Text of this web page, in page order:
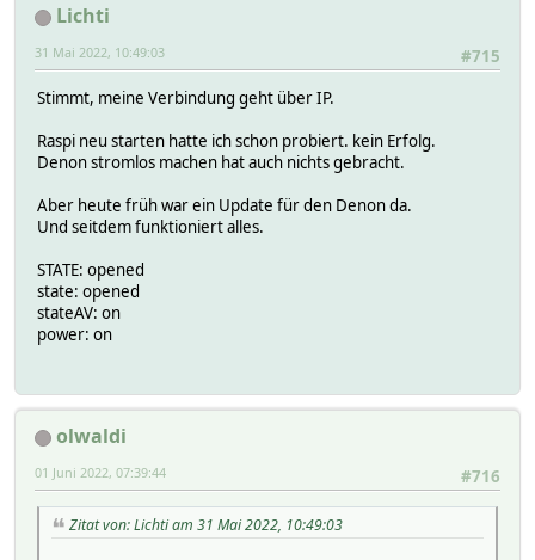
Lichti
#715
31 Mai 2022, 10:49:03
Stimmt, meine Verbindung geht über IP.
Raspi neu starten hatte ich schon probiert. kein Erfolg.
Denon stromlos machen hat auch nichts gebracht.
Aber heute früh war ein Update für den Denon da.
Und seitdem funktioniert alles.
STATE: opened
state: opened
stateAV: on
power: on
olwaldi
#716
01 Juni 2022, 07:39:44
Zitat von: Lichti am 31 Mai 2022, 10:49:03